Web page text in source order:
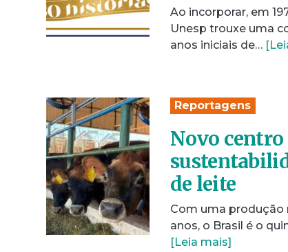
Ao incorporar, em
Unesp trouxe uma
anos iniciais de…
Reportagens
Novo centro
de leite
Com uma produção
anos, o Brasil é o
[Leia mais]